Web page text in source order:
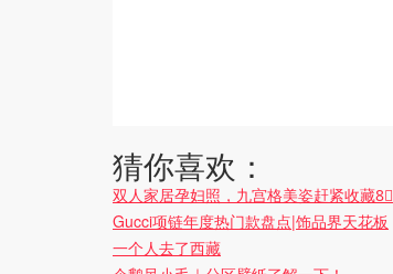
猜你喜欢：
双人家居孕妇照，九宫格美姿赶紧收藏8⃣️
Gucci项链年度热门款盘点|饰品界天花板
一个人去了西藏